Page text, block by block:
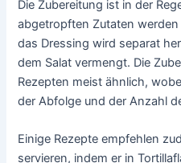
Die Zubereitung ist in der
abgetropften Zutaten
das Dressing wird separat
dem Salat vermengt. Die
Rezepten meist ähnlich,
der Abfolge und der Anzahl
Einige Rezepte empfehlen
servieren, indem er in